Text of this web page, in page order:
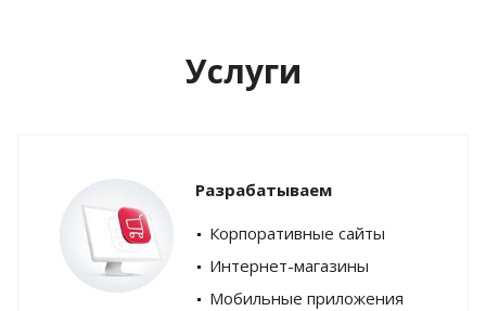
Услуги
Разрабатываем
Корпоративные сайты
Интернет-магазины
Мобильные приложения